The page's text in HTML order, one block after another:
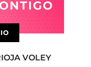
VOLEY